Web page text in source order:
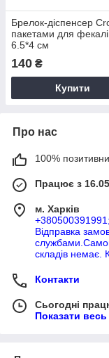
Брелок-діспенсер
пакетами для
6.5*4 см
140 ₴
Купити
Про нас
100%
Працює з
м. Харків
Відправка
складів немає.
Контакти
Сьогодні
Показати